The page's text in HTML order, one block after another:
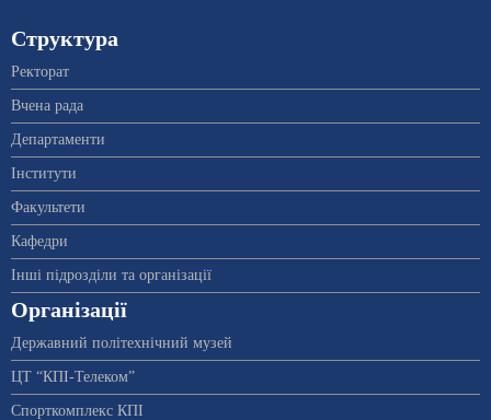
Структура
Ректорат
Вчена рада
Департаменти
Інститути
Факультети
Кафедри
Інші підрозділи та організації
Організації
Державний політехнічний музей
ЦТ “КПІ-Телеком”
Спорткомплекс КПІ